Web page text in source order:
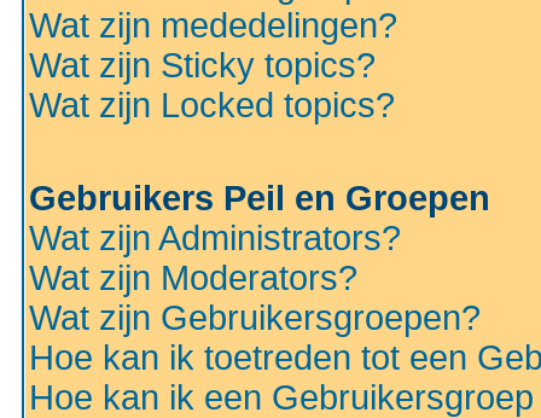
Wat zijn mededelingen?
Wat zijn Sticky topics?
Wat zijn Locked topics?
Gebruikers Peil en Groepen
Wat zijn Administrators?
Wat zijn Moderators?
Wat zijn Gebruikersgroepen?
Hoe kan ik toetreden tot een
Hoe kan ik een